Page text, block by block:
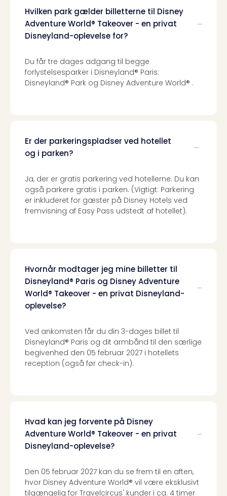
Hvilken park gælder billetterne til Disney
Adventure World® Takeover - en privat
Disneyland-oplevelse for?
Du får tre dages adgang til begge
forlystelsesparker i Disneyland® Paris:
Disneyland® Park og Disney Adventure World® .
Er der parkeringspladser ved hotellet
og i parken?
Ja, der er gratis parkering ved hotellerne. Du kan
også parkere gratis i parken. (Vigtigt: Parkering
er inkluderet for gæster på Disney Hotels ved
fremvisning af Easy Pass udstedt af hotellet).
Hvornår modtager jeg mine billetter til
Disneyland® Paris og Disney Adventure
World® Takeover - en privat Disneyland-
oplevelse?
Ved ankomsten får du din 3-dages billet til
Disneyland® Paris og dit armbånd til den særlige
begivenhed den 05 februar 2027 i hotellets
reception (også før check-in).
Hvad kan jeg forvente på Disney
Adventure World® Takeover - en privat
Disneyland-oplevelse?
Den 05 februar 2027 kan du se frem til en aften,
hvor Disney Adventure World® vil være eksklusivt
tilgængelig for Travelcircus' kunder i ca. 4 timer